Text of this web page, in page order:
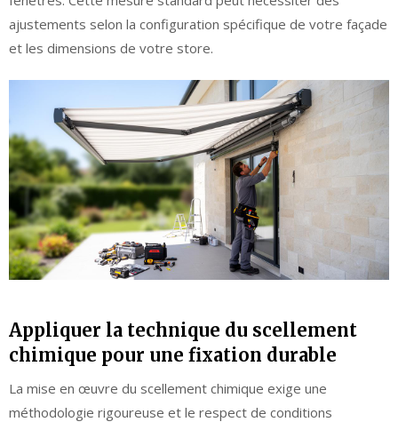
ajustements selon la configuration spécifique de votre façade
et les dimensions de votre store.
Appliquer la technique du scellement
chimique pour une fixation durable
La mise en œuvre du scellement chimique exige une
méthodologie rigoureuse et le respect de conditions